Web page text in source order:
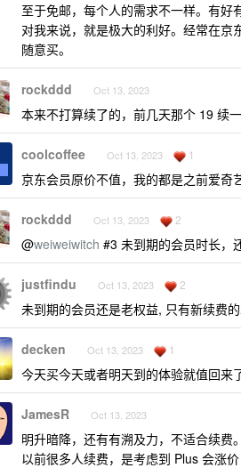
至于免邮，每个人的需求不一样。有好
对我来说，就是极大的利好。经常在
随意买。
rockddd Oct 13, 2023
本来不打算续了的，前几天那个 19 续
coolcoffee Oct 13, 2023 1
京东会员原价不值，我的都是之前爱奇
rockddd Oct 13, 2023 2
@weiweiwitch #3 未到期的会员时长，
justfindu Oct 13, 2023 2
未到期的会员还是老权益, 只有新续费
decken Oct 13, 2023 1
今天买今天或者明天到的体验就值回来
JamesR Oct 13, 2023
明升暗降，还有有溯及力，不适合续费。
以前很多人续费，是考虑到 Plus 会涨价